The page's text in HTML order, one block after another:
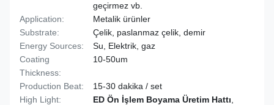
geçirmez vb.
Application:
Metalik ürünler
Substrate:
Çelik, paslanmaz çelik, demir
Energy Sources:
Su, Elektrik, gaz
Coating
Thickness:
10-50um
Production Beat:
15-30 dakika / set
High Light:
ED Ön İşlem Boyama Üretim Hattı